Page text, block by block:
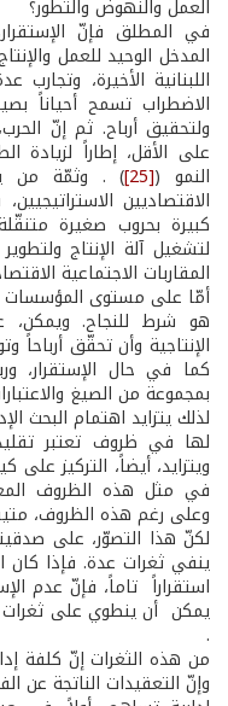
العمل والنهوض والتطور؟
في المطلق فإنّ
المدخل الوحيد للعمل
اللبنانية الأخيرة،
الاضطراب تسمح أحياناً
ولتحقيق أرباح. ثم إنّ
على الأقل، إطاراً لزيادة
النمو ([25] ) . وثمّة من
الاقتصاديين
كبيرة بحروب صغيرة
لتشغيل آلة الإنتاج
المقاربات الاجتماعية
أمّا على مستوى المؤسسات
هو شرط للنجاح.
الإنتاجية وأن تحقّق
كما في حال الإستقرار،
بمجموعة من الصيغ
لذلك يتزايد اهتمام البحث
لها في ظروف تعتبر
ويتزايد، أيضاً، التركيز على
في مثل هذه الظروف
وعلى رغم هذه الظروف،
لكنّ هذا التصوّر، على
ينفي ثغرات عدة. فإذا كان
استقراراً تاماً، فإنّ عدم
يمكن أن ينطوي على ثغرات
.
من هذه الثغرات إنّ كلفة
وإنّ التعقيدات الناتجة عن